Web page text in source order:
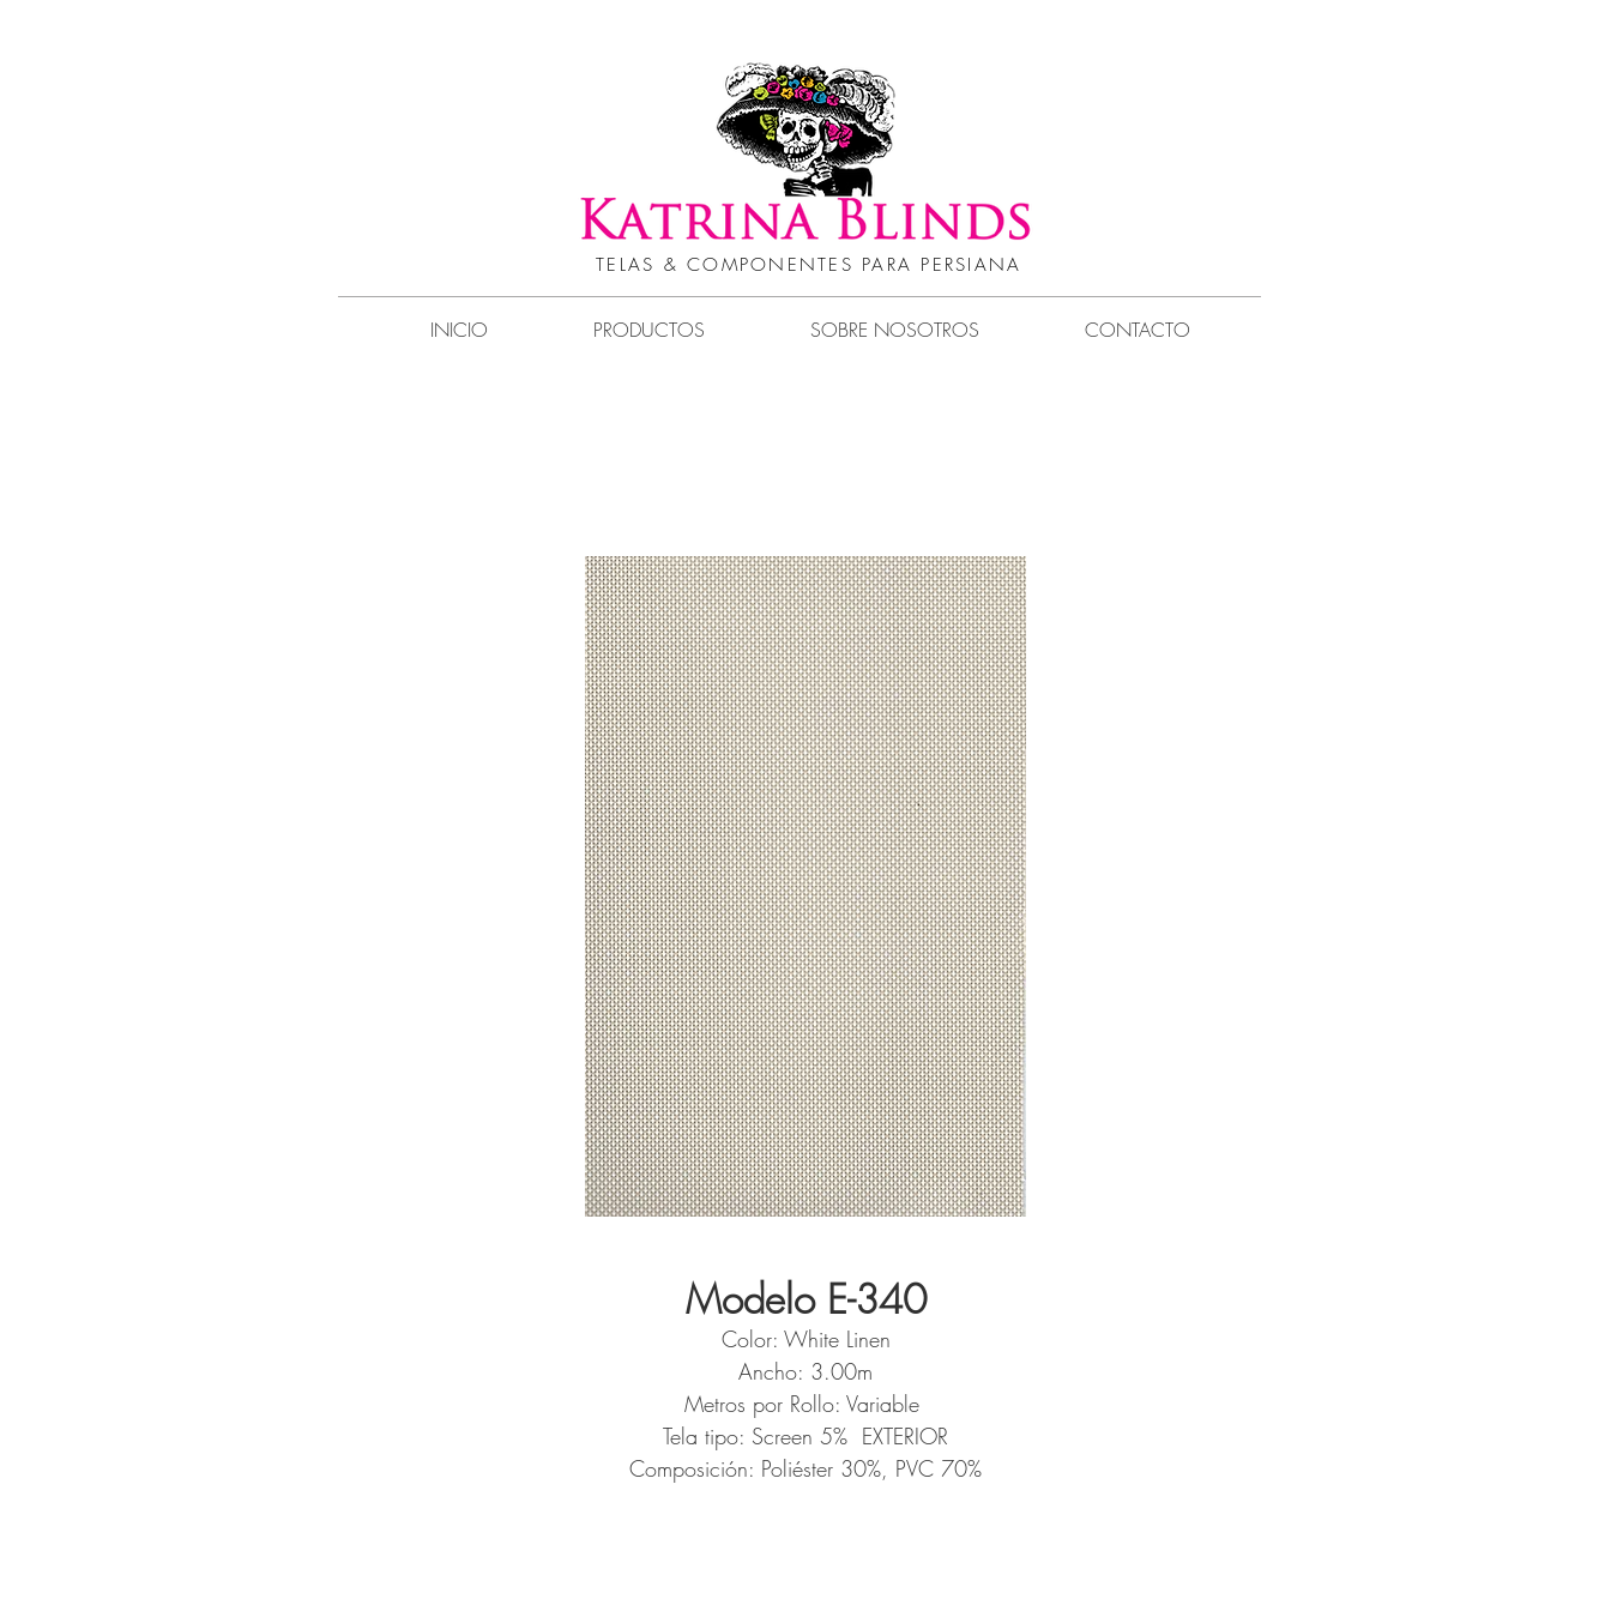
TELAS & COMPONENTES PARA PERSIANA
INICIO PRODUCTOS SOBRE NOSOTROS CONTACTO
Modelo E-340
Color: White Linen
Ancho: 3.00m
Metros por Rollo: Variable
Tela tipo: Screen 5% EXTERIOR
Composición: Poliéster 30%, PVC 70%